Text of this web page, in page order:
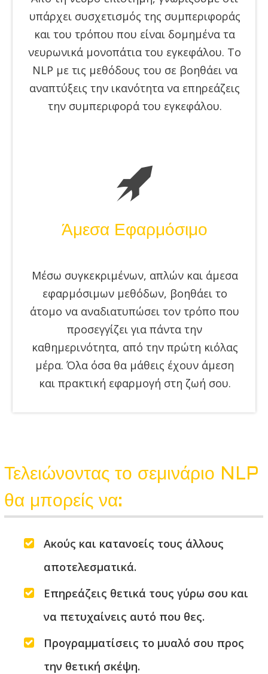
υπάρχει συσχετισμός της συμπεριφοράς
και του τρόπου που είναι δομημένα τα
νευρωνικά μονοπάτια του εγκεφάλου. Το
NLP με τις μεθόδους του σε βοηθάει να
αναπτύξεις την ικανότητα να επηρεάζεις
την συμπεριφορά του εγκεφάλου.
Άμεσα Εφαρμόσιμο
Μέσω συγκεκριμένων, απλών και άμεσα
εφαρμόσιμων μεθόδων, βοηθάει το
άτομο να αναδιατυπώσει τον τρόπο που
προσεγγίζει για πάντα την
καθημερινότητα, από την πρώτη κιόλας
μέρα. Όλα όσα θα μάθεις έχουν άμεση
και πρακτική εφαρμογή στη ζωή σου.
Τελειώνοντας το σεμινάριο NLP
θα μπορείς να:
Ακούς και κατανοείς τους άλλους
αποτελεσματικά.
Επηρεάζεις θετικά τους γύρω σου και
να πετυχαίνεις αυτό που θες.
Προγραμματίσεις το μυαλό σου προς
την θετική σκέψη.